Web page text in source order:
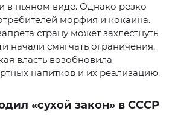
в пьяном виде. Однако резко
морфия и кокаина.
страну может захлестнуть
начали смягчать ограничения.
власть возобновила
напитков и их реализацию.
«сухой закон» в СССР